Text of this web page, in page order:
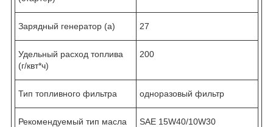
Зарядный генератор (а) 27
Удельный расход топлива
(г/квт*ч)
200
Тип топливного фильтра одноразовый фильтр
Рекомендуемый тип масла SAE 15W40/10W30